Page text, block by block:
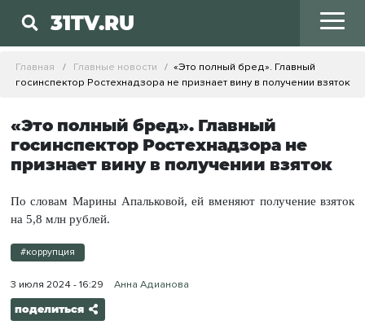
31TV.RU
Главная Главные новости
«Это полный бред». Главный
госинспектор Ростехнадзора не признает вину в получении взяток
«Это полный бред». Главный
госинспектор Ростехнадзора не
признает вину в получении взяток
По словам Марины Апальковой, ей вменяют получение взяток
на 5,8 млн рублей.
#коррупция
3 июля 2024 - 16:29 Анна Адианова
поделиться